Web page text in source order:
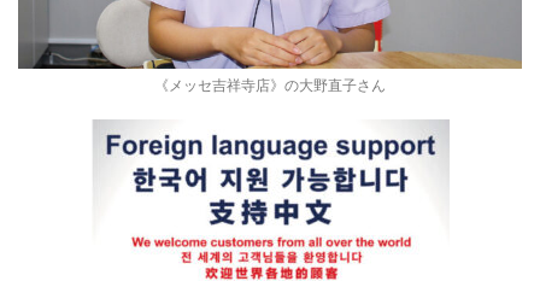
《メッセ吉祥寺店》の大野直子さん